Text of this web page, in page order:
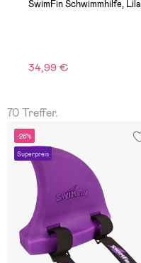
SwimFin Schwimmhilfe, Lila
34,99 €
70 Treffer.
-26%
Superpreis